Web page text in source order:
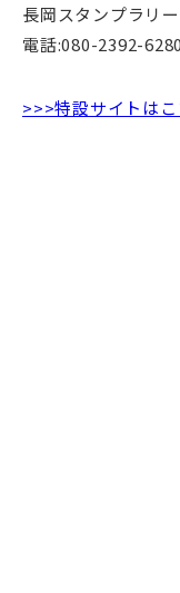
長岡スタンプラリ
電話:080-2392-
>>>特設サイトはこ